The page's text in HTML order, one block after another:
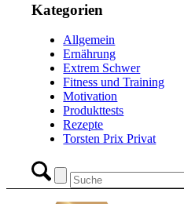
Kategorien
Allgemein
Ernährung
Extrem Schwer
Fitness und Training
Motivation
Produkttests
Rezepte
Torsten Prix Privat